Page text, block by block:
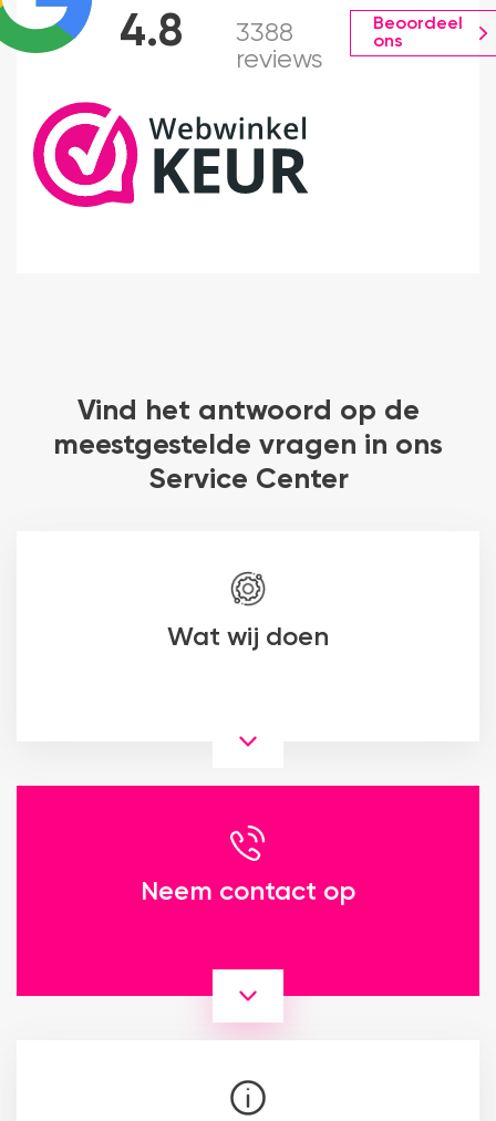
4.8
3388
reviews
Beoordeel
ons
Vind het antwoord op de
meestgestelde vragen in ons
Service Center
Wat wij doen
Neem contact op